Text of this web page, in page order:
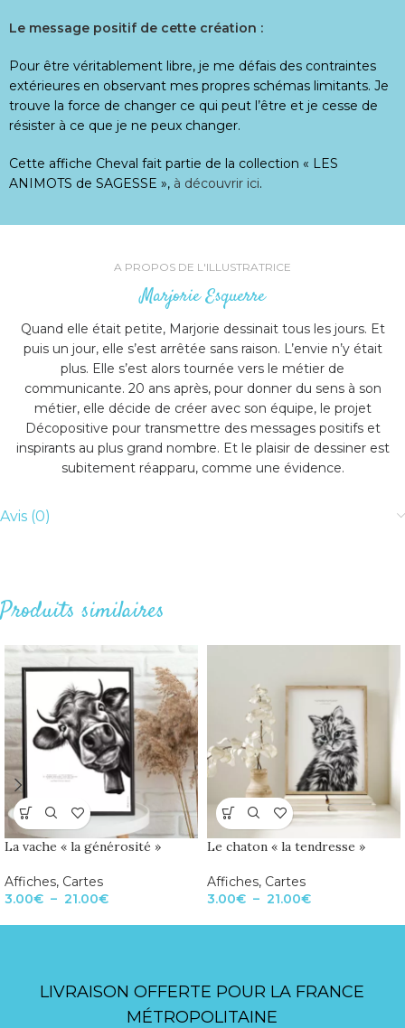
Le message positif de cette création :
Pour être véritablement libre, je me défais des contraintes
extérieures en observant mes propres schémas limitants. Je
trouve la force de changer ce qui peut l’être et je cesse de
résister à ce que je ne peux changer.
Cette affiche Cheval fait partie de la collection « LES
ANIMOTS de SAGESSE », à découvrir ici.
A PROPOS DE L'ILLUSTRATRICE
Marjorie Esquerre
Quand elle était petite, Marjorie dessinait tous les jours. Et
puis un jour, elle s’est arrêtée sans raison. L’envie n’y était
plus. Elle s’est alors tournée vers le métier de
communicante. 20 ans après, pour donner du sens à son
métier, elle décide de créer avec son équipe, le projet
Décopositive pour transmettre des messages positifs et
inspirants au plus grand nombre. Et le plaisir de dessiner est
subitement réapparu, comme une évidence.
Avis (0)
Produits similaires
La vache « la générosité »
Affiches, Cartes
3.00€ – 21.00€
Le chaton « la tendresse »
Affiches, Cartes
3.00€ – 21.00€
LIVRAISON OFFERTE POUR LA FRANCE
MÉTROPOLITAINE